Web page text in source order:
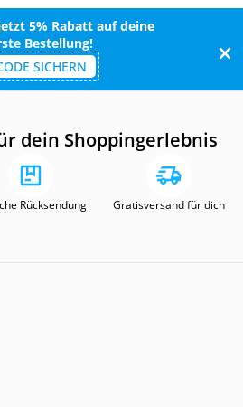
5% Rabatt auf deine
Bestellung!
SICHERN
dein Shoppingerlebnis
Rücksendung Gratisversand für dich